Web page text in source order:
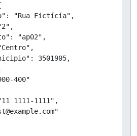
"Rua Fictícia",
"ap02",
3501905,
400"
1111-1111",